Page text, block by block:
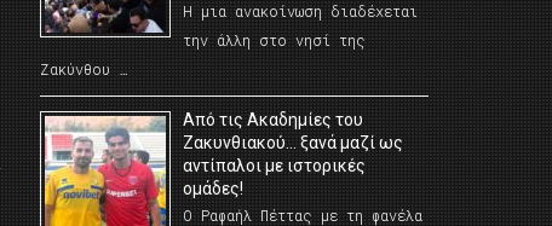
Η μια ανακοίνωση διαδέχεται
την άλλη στο νησί της
Ζακύνθου …
Από τις Ακαδημίες του
Ζακυνθιακού… ξανά μαζί ως
αντίπαλοι με ιστορικές
ομάδες!
Ο Ραφαήλ Πέττας με τη φανέλα